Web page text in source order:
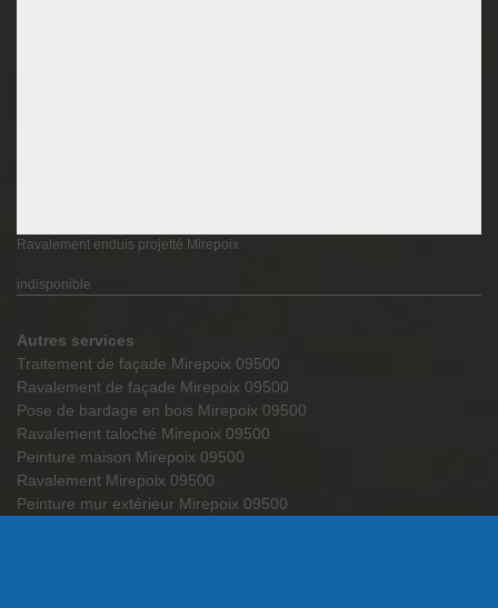
Ravalement enduis projetté Mirepoix
indisponible
Autres services
Traitement de façade Mirepoix 09500
Ravalement de façade Mirepoix 09500
Pose de bardage en bois Mirepoix 09500
Ravalement taloché Mirepoix 09500
Peinture maison Mirepoix 09500
Ravalement Mirepoix 09500
Peinture mur extérieur Mirepoix 09500